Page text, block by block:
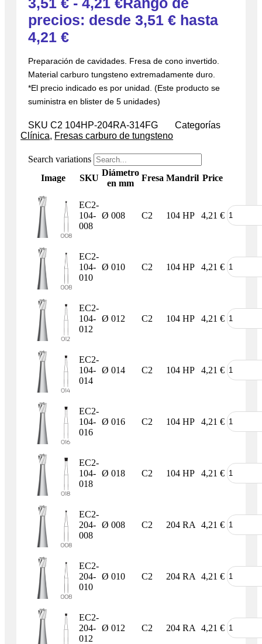
precios: desde 3,51 € hasta
4,21 €
Preparación de cavidades. Fresa de cono invertido.
Material carburo tungsteno extremadamente duro.
*El precio indicado es por unidad. (Este producto se
suministra en blister de 5 unidades)
SKU C2 104HP-204RA-314FG
Categorías
Clínica, Fresas carburo de tungsteno
Search variations
Image
SKU
Diámetro
en mm
Fresa Mandril Price
EC2-
104-
008
Ø 008 C2 104 HP 4,21 €
EC2-
104-
010
Ø 010 C2 104 HP 4,21 €
EC2-
104-
012
Ø 012 C2 104 HP 4,21 €
EC2-
104-
014
Ø 014 C2 104 HP 4,21 €
EC2-
104-
016
Ø 016 C2 104 HP 4,21 €
EC2-
104-
018
Ø 018 C2 104 HP 4,21 €
EC2-
204-
008
Ø 008 C2 204 RA 4,21 €
EC2-
204-
010
Ø 010 C2 204 RA 4,21 €
EC2-
204-
012
Ø 012 C2 204 RA 4,21 €